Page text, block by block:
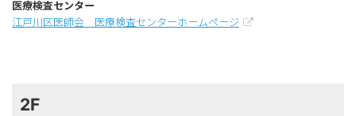
医療検査センター
江戸川区医師会 医療検査センターホームページ
2F